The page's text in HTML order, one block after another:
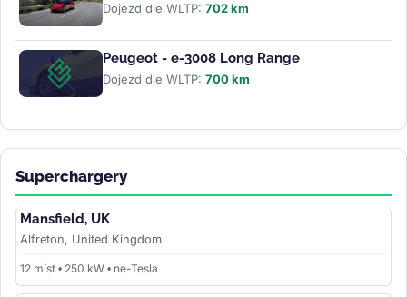
Dojezd dle WLTP: 702 km
Peugeot - e-3008 Long Range
Dojezd dle WLTP: 700 km
Superchargery
Mansfield, UK
Alfreton, United Kingdom
12 míst • 250 kW • ne-Tesla